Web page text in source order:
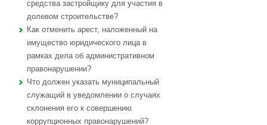
средства застройщику для участия в
долевом строительстве?
Как отменить арест, наложенный на
имущество юридического лица в
рамках дела об административном
правонарушении?
Что должен указать муниципальный
служащий в уведомлении о случаях
склонения его к совершению
коррупционных правонарушений?